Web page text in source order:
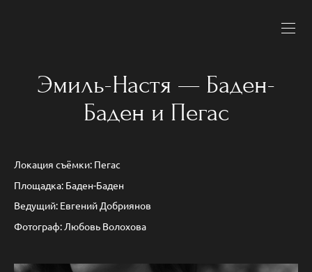
Эмиль-Настя — Баден-
Баден и Пегас
Локация съёмки: Пегас
Площадка: Баден-Баден
Ведущий: Евгений Добриянов
Фотограф: Любовь Волохова